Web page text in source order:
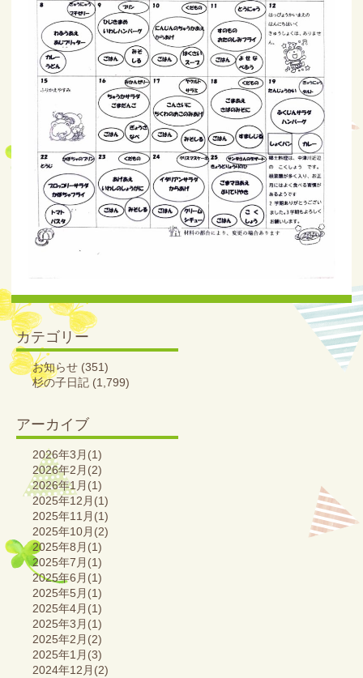
カテゴリー
お知らせ (351)
杉の子日記 (1,799)
アーカイブ
2026年3月(1)
2026年2月(2)
2026年1月(1)
2025年12月(1)
2025年11月(1)
2025年10月(2)
2025年8月(1)
2025年7月(1)
2025年6月(1)
2025年5月(1)
2025年4月(1)
2025年3月(1)
2025年2月(2)
2025年1月(3)
2024年12月(2)